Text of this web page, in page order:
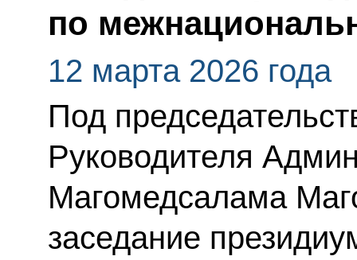
по
12 марта 2026 года
Под
Руководителя
Магомедсалама
заседание